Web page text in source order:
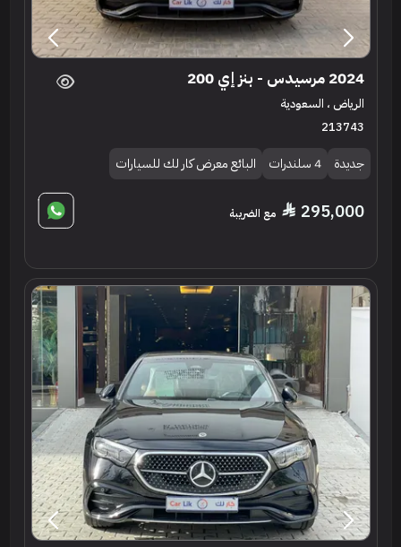
2024 مرسيدس - بنز إي 200
الرياض ، السعودية
213743
جديدة 4 سلندرات البائع معرض كار لك للسيارات
295,000 مع الضريبة